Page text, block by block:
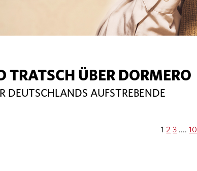
TRATSCH ÜBER DORMERO
DEUTSCHLANDS AUFSTREBENDE
1 2 3 .... 10